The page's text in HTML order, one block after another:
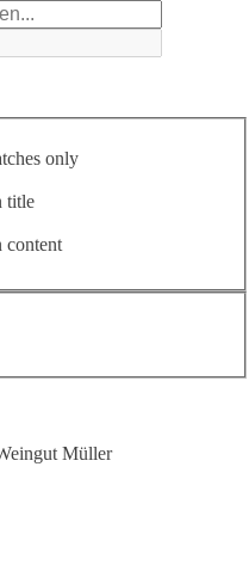
only
title
content
Müller